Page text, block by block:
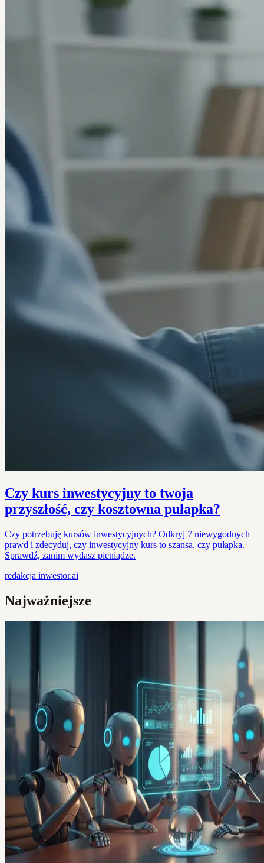
Czy kurs inwestycyjny to twoja
przyszłość, czy kosztowna pułapka?
Czy potrzebuję kursów inwestycyjnych? Odkryj 7 niewygodnych
prawd i zdecyduj, czy inwestycyjny kurs to szansa, czy pułapka.
Sprawdź, zanim wydasz pieniądze.
redakcja inwestor.ai
Najważniejsze